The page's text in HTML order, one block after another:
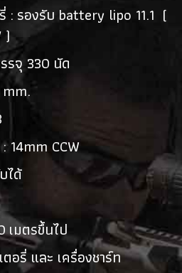
: รองรับ battery lipo 11.1 (
)
รจุ 330 นัด
14mm CCW
ได้
เมตรขึ้นไป
อรี่ และ เครื่องชาร์ท